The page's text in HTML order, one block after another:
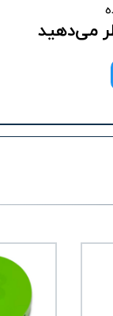
می‌دهید